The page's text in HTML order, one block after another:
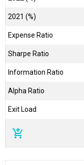
2021 (%)
Expense Ratio
Sharpe Ratio
Information Ratio
Alpha Ratio
Exit Load
add_shopping_cart